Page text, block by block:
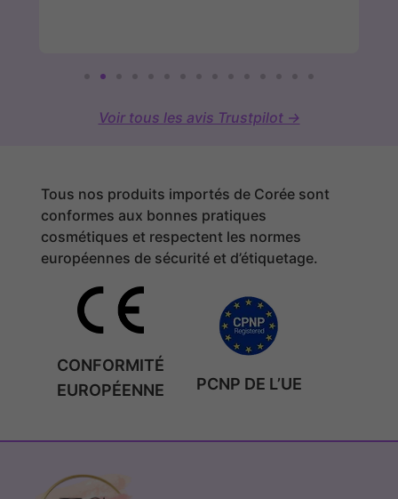
Voir tous les avis Trustpilot →
Tous nos produits importés de Corée sont
conformes aux bonnes pratiques
cosmétiques et respectent les normes
européennes de sécurité et d’étiquetage.
CONFORMITÉ
EUROPÉENNE
PCNP DE L’UE